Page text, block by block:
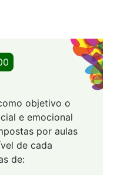
objetivo o
e emocional
por aulas
de cada
de: